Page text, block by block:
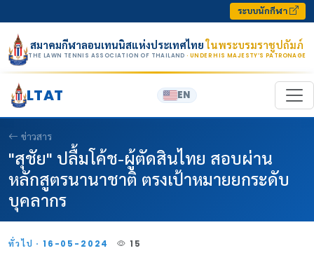
ระบบนักกีฬา
สมาคมกีฬาลอนเทนนิสแห่งประเทศไทยในพระบรมราชูปถัมภ์
THE LAWN TENNIS ASSOCIATION OF THAILAND · UNDER HIS MAJESTY’S PATRONAGE
LTAT EN
ข่าวสาร
"สุชัย" ปลื้มโค้ช-ผู้ตัดสินไทย สอบผ่าน
หลักสูตรนานาชาติ ตรงเป้าหมายยกระดับ
บุคลากร
ทั่วไป · 16-05-2024 15